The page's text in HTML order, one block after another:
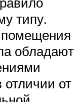
типу.
помещения
обладают
отличии от